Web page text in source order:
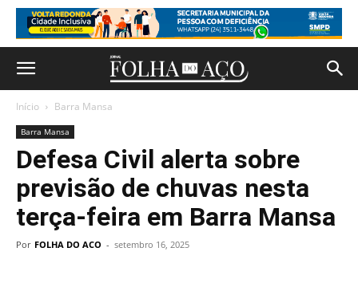
Início Barra Mansa
Barra Mansa
Defesa Civil alerta sobre
previsão de chuvas nesta
terça-feira em Barra Mansa
Por FOLHA DO ACO - setembro 16, 2025